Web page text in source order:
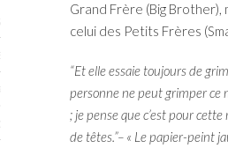
2016
PARISARTISTES # 2016
Grand Frère (Big Brother),
celui des Petits Frères
“Et elle essaie toujours de
personne ne peut grimper ce
; je pense que c’est pour cette
de têtes.”– « Le papier-peint